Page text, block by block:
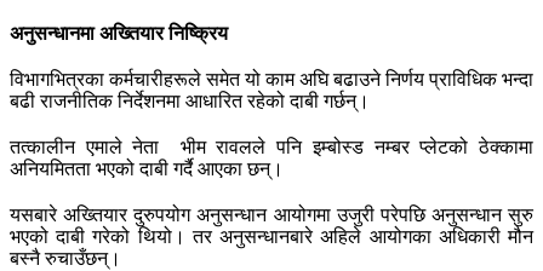
अनुसन्धानमा अख्तियार निष्क्रिय
विभागभित्रका कर्मचारीहरूले समेत यो काम अघि बढाउने निर्णय प्राविधिक भन्दा
बढी राजनीतिक निर्देशनमा आधारित रहेको दाबी गर्छन्।
तत्कालीन एमाले नेता भीम रावलले पनि इम्बोस्ड नम्बर प्लेटको ठेक्कामा
अनियमितता भएको दाबी गर्दै आएका छन्।
यसबारे अख्तियार दुरुपयोग अनुसन्धान आयोगमा उजुरी परेपछि अनुसन्धान सुरु
भएको दाबी गरेको थियो। तर अनुसन्धानबारे अहिले आयोगका अधिकारी मौन
बस्नै रुचाउँछन्।